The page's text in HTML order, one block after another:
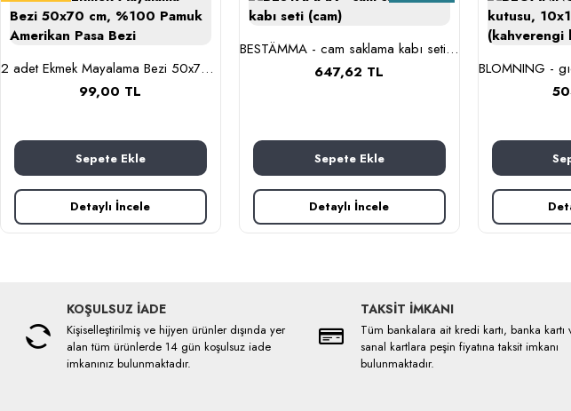
2 adet Ekmek Mayalama Bezi 50x70 cm, %100 Pamuk Amerikan Pasa Bezi
99,00 TL
Sepete Ekle
Detaylı İncele
BESTÄMMA - cam saklama kabı seti (cam)
647,62 TL
Sepete Ekle
Detaylı İncele
KOŞULSUZ İADE
Kişiselleştirilmiş ve hijyen ürünler dışında yer
alan tüm ürünlerde 14 gün koşulsuz iade
imkanınız bulunmaktadır.
TAKSİT İMKANI
Tüm bankalara ait kredi kartı, banka kartı
sanal kartlara peşin fiyatına taksit imkanı
bulunmaktadır.